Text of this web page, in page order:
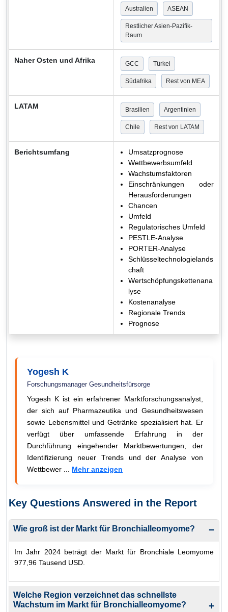
Australien ASEAN
Restlicher Asien-Pazifik-
Raum
Naher Osten und Afrika GCC Türkei
Südafrika Rest von MEA
LATAM Brasilien Argentinien
Chile Rest von LATAM
Berichtsumfang
Umsatzprognose
Wettbewerbsumfeld
Wachstumsfaktoren
Einschränkungen oder
Herausforderungen
Chancen
Umfeld
Regulatorisches Umfeld
PESTLE-Analyse
PORTER-Analyse
Schlüsseltechnologielands
chaft
Wertschöpfungskettenana
lyse
Kostenanalyse
Regionale Trends
Prognose
Yogesh K
Forschungsmanager Gesundheitsfürsorge
Yogesh K ist ein erfahrener Marktforschungsanalyst,
der sich auf Pharmazeutika und Gesundheitswesen
sowie Lebensmittel und Getränke spezialisiert hat. Er
verfügt über umfassende Erfahrung in der
Durchführung eingehender Marktbewertungen, der
Identifizierung neuer Trends und der Analyse von
Wettbewer ... Mehr anzeigen
Key Questions Answered in the Report
Wie groß ist der Markt für Bronchialleomyome? −
Im Jahr 2024 beträgt der Markt für Bronchiale Leomyome
977,96 Tausend USD.
Welche Region verzeichnet das schnellste
Wachstum im Markt für Bronchialleomyome?
+